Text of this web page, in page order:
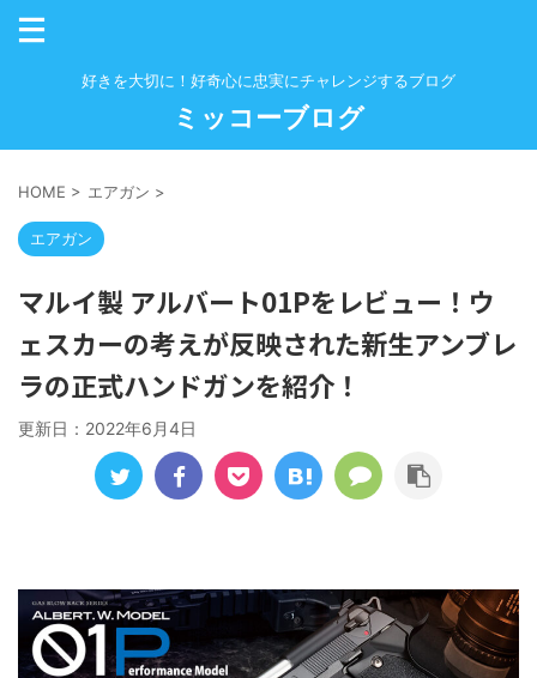
好きを大切に！好奇心に忠実にチャレンジするブログ
ミッコーブログ
HOME > エアガン >
エアガン
マルイ製 アルバート01Pをレビュー！ウ
ェスカーの考えが反映された新生アンブレ
ラの正式ハンドガンを紹介！
更新日： 2022年6月4日